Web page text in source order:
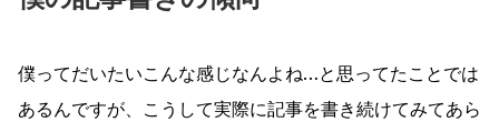
僕ってだいたいこんな感じなんよね…と思ってたことでは
あるんですが、こうして実際に記事を書き続けてみてあら